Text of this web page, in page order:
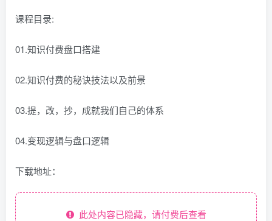
课程目录:
01.知识付费盘口搭建
02.知识付费的秘诀技法以及前景
03.提，改，抄，成就我们自己的体系
04.变现逻辑与盘口逻辑
下载地址：
此处内容已隐藏，请付费后查看